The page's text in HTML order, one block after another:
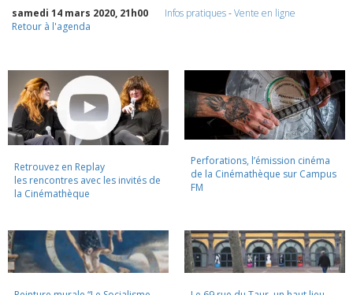
samedi 14 mars 2020, 21h00
Infos pratiques-Vente en ligne
Retour à l'agenda
Retrouvez en Replay
les rencontres avec les invités de
la Cinémathèque
Perforations, l’émission cinéma
de la Cinémathèque sur Campus
FM